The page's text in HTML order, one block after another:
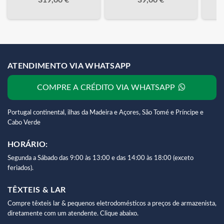
ATENDIMENTO VIA WHATSAPP
COMPRE A CRÉDITO VIA WHATSAPP
Portugal continental, ilhas da Madeira e Açores, São Tomé e Príncipe e
Cabo Verde
HORÁRIO:
Segunda a Sábado das 9:00 às 13:00 e das 14:00 às 18:00 (exceto
feriados).
TÊXTEIS & LAR
Compre têxteis lar & pequenos eletrodomésticos a preços de armazenista,
diretamente com um atendente. Clique abaixo.